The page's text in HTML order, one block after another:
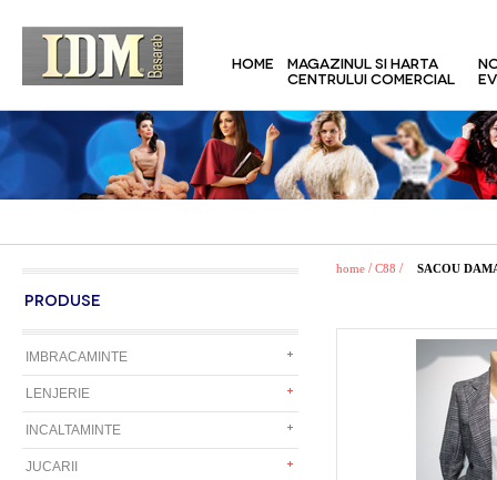
HOME
MAGAZINUL SI HARTA
CENTRULUI COMERCIAL
PRODUSE
IMBRACAMINTE
LENJERIE
INCALTAMINTE
JUCARII
home / C88 / SACOU